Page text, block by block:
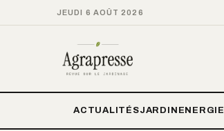
JEUDI 6 AOÛT 2026
ACTUALITÉSJARDIN ENERGIE